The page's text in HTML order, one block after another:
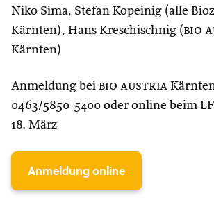
Niko Sima, Stefan Kopeinig (alle
Kärnten), Hans Kreschischnig (bio
Kärnten)
Anmeldung bei bio austria
0463/5850-5400 oder online beim
18. März
Anmeldung online